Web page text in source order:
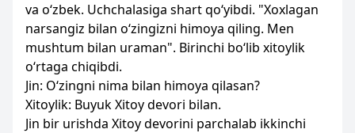
va o‘zbek. Uchchalasiga shart qo‘yibdi. "Xoxlagan
narsangiz bilan o‘zingizni himoya qiling. Men
mushtum bilan uraman". Birinchi bo‘lib xitoylik
o‘rtaga chiqibdi.
Jin: O‘zingni nima bilan himoya qilasan?
Xitoylik: Buyuk Xitoy devori bilan.
Jin bir urishda Xitoy devorini parchalab ikkinchi